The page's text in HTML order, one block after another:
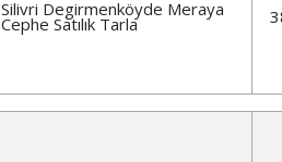
Silivri Degirmenköyde Meraya
Cephe Satılık Tarla